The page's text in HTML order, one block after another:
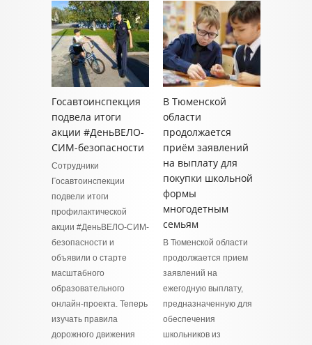
Госавтоинспекция
подвела итоги
акции #ДеньВЕЛО-
СИМ-безопасности
Сотрудники
Госавтоинспекции
подвели итоги
профилактической
акции #ДеньВЕЛО-СИМ-
безопасности и
объявили о старте
масштабного
образовательного
онлайн-проекта. Теперь
изучать правила
дорожного движения
В Тюменской
области
продолжается
приём заявлений
на выплату для
покупки школьной
формы
многодетным
семьям
В Тюменской области
продолжается прием
заявлений на
ежегодную выплату,
предназначенную для
обеспечения
школьников из